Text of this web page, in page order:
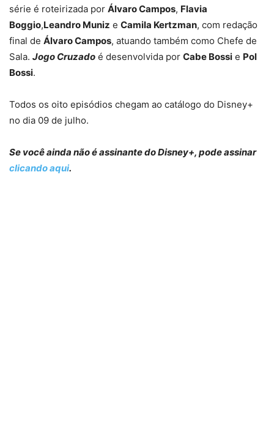
série é roteirizada por Álvaro Campos, Flavia
Boggio,Leandro Muniz e Camila Kertzman, com redação
final de Álvaro Campos, atuando também como Chefe de
Sala. Jogo Cruzado é desenvolvida por Cabe Bossi e Pol
Bossi.
Todos os oito episódios chegam ao catálogo do Disney+
no dia 09 de julho.
Se você ainda não é assinante do Disney+, pode assinar
clicando aqui.